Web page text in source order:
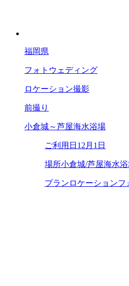
福岡県
フォトウェディング
ロケーション撮影
前撮り
小倉城～芦屋海水浴場
ご利用日 12月1日
場所小倉城/芦屋海水
プラン ロケーションフ